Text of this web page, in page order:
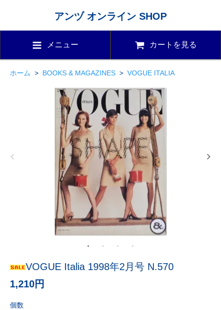
アンヅ オンライン SHOP
メニュー カートを見る
ホーム > BOOKS & MAGAZINES > VOGUE ITALIA
VOGUE Italia 1998年2月号 N.570
1,210円
個数